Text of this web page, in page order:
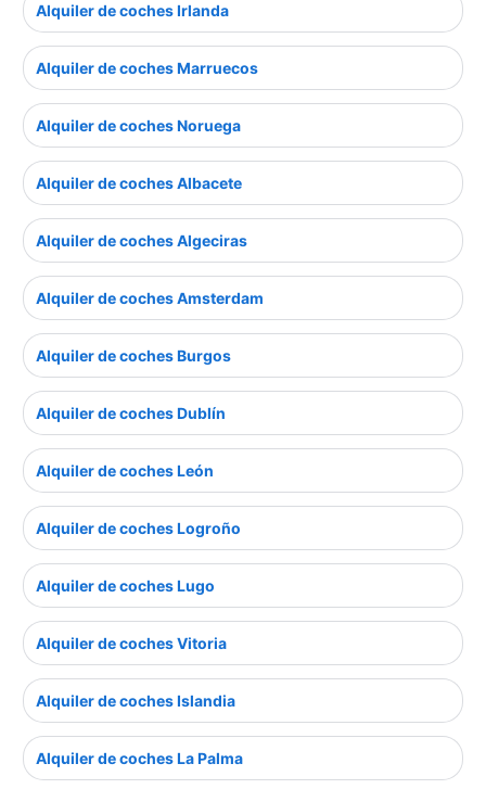
Alquiler de coches Irlanda
Alquiler de coches Marruecos
Alquiler de coches Noruega
Alquiler de coches Albacete
Alquiler de coches Algeciras
Alquiler de coches Amsterdam
Alquiler de coches Burgos
Alquiler de coches Dublín
Alquiler de coches León
Alquiler de coches Logroño
Alquiler de coches Lugo
Alquiler de coches Vitoria
Alquiler de coches Islandia
Alquiler de coches La Palma